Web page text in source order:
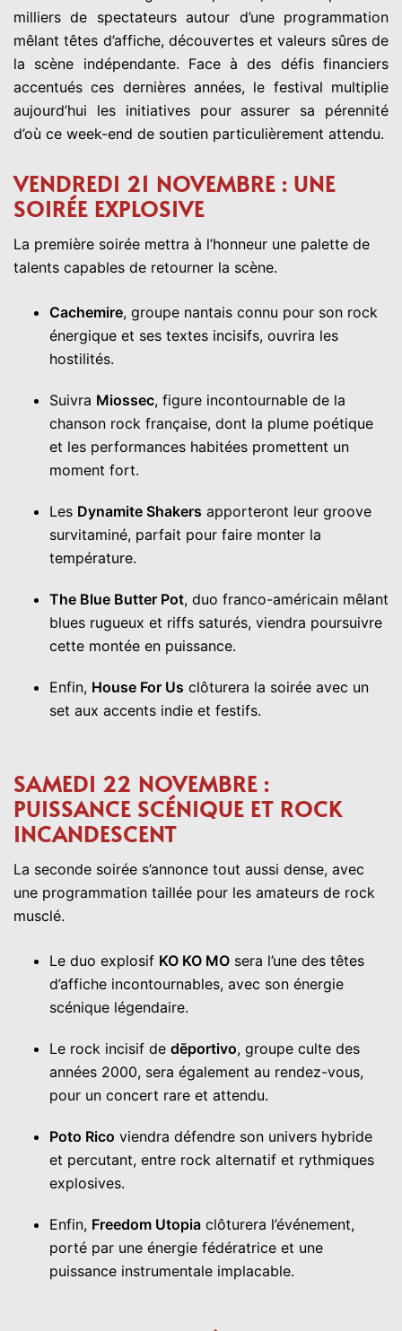
milliers de spectateurs autour d’une programmation
mêlant têtes d’affiche, découvertes et valeurs sûres de
la scène indépendante. Face à des défis financiers
accentués ces dernières années, le festival multiplie
aujourd’hui les initiatives pour assurer sa pérennité
d’où ce week-end de soutien particulièrement attendu.
VENDREDI 21 NOVEMBRE : UNE
SOIRÉE EXPLOSIVE
La première soirée mettra à l’honneur une palette de
talents capables de retourner la scène.
Cachemire, groupe nantais connu pour son rock
énergique et ses textes incisifs, ouvrira les
hostilités.
Suivra Miossec, figure incontournable de la
chanson rock française, dont la plume poétique
et les performances habitées promettent un
moment fort.
Les Dynamite Shakers apporteront leur groove
survitaminé, parfait pour faire monter la
température.
The Blue Butter Pot, duo franco-américain mêlant
blues rugueux et riffs saturés, viendra poursuivre
cette montée en puissance.
Enfin, House For Us clôturera la soirée avec un
set aux accents indie et festifs.
SAMEDI 22 NOVEMBRE :
PUISSANCE SCÉNIQUE ET ROCK
INCANDESCENT
La seconde soirée s’annonce tout aussi dense, avec
une programmation taillée pour les amateurs de rock
musclé.
Le duo explosif KO KO MO sera l’une des têtes
d’affiche incontournables, avec son énergie
scénique légendaire.
Le rock incisif de dēportivo, groupe culte des
années 2000, sera également au rendez-vous,
pour un concert rare et attendu.
Poto Rico viendra défendre son univers hybride
et percutant, entre rock alternatif et rythmiques
explosives.
Enfin, Freedom Utopia clôturera l’événement,
porté par une énergie fédératrice et une
puissance instrumentale implacable.